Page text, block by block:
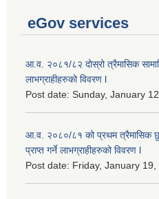
eGov services
आ.व. २०८१/८२ दोस्रो त्रैमासिक
लाभग्राहीहरुको विवरण l
Post date: Sunday, January
आ.व. २०८०/८१ को प्रथम त्रैमासिक छुट
प्राप्त गर्ने लाभग्राहीहरुको विवरण l
Post date: Friday, January